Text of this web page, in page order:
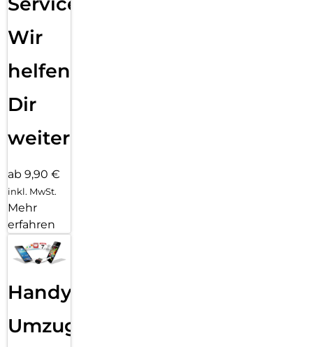
Wir
helfen
Dir
weiter
ab 9,90 €
inkl. MwSt.
Mehr
erfahren
Handy
Umzug